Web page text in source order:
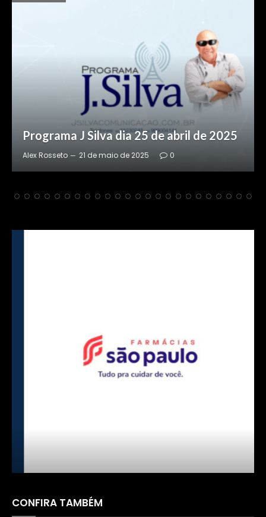
Programa J Silva dia 24 de abril de 2025
Alex Rosseto 20 de maio de 2025 0
CONFIRA TAMBÉM